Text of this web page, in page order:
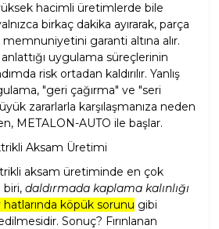
hacimli üretimlerde bile
birkaç dakika ayırarak, parça
garanti altına alır.
uygulama süreçlerinin
risk ortadan kaldırılır. Yanlış
"geri çağırma" ve "seri
zararlarla karşılaşmanıza neden
METALON-AUTO ile başlar.
Aksam Üretimi
aksam üretiminde en çok
biri, daldırmada kaplama kalınlığı
hatlarında köpük sorunu gibi
Sonuç? Fırınlanan